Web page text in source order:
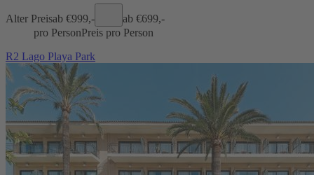
Alter Preisab €999,- ab €699,-
pro PersonPreis pro Person
R2 Lago Playa Park